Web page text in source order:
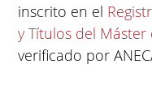
inscrito en el
y Títulos del Máster
verificado por